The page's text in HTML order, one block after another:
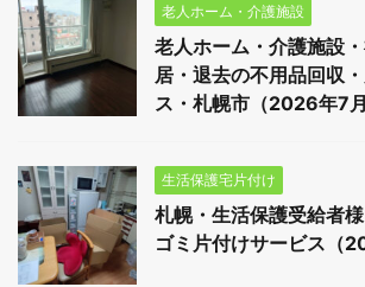
老人ホーム・介護施設
老人ホーム・介護施設
居・退去の不用品回収
ス・札幌市（2026年7月
生活保護宅片付け
札幌・生活保護受給者
ゴミ片付けサービス（